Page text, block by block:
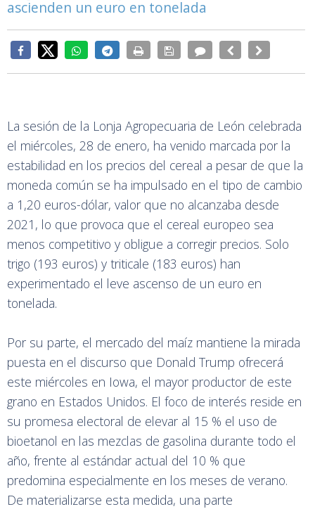
ascienden un euro en tonelada
La sesión de la Lonja Agropecuaria de León celebrada
el miércoles, 28 de enero, ha venido marcada por la
estabilidad en los precios del cereal a pesar de que la
moneda común se ha impulsado en el tipo de cambio
a 1,20 euros-dólar, valor que no alcanzaba desde
2021, lo que provoca que el cereal europeo sea
menos competitivo y obligue a corregir precios. Solo
trigo (193 euros) y triticale (183 euros) han
experimentado el leve ascenso de un euro en
tonelada.
Por su parte, el mercado del maíz mantiene la mirada
puesta en el discurso que Donald Trump ofrecerá
este miércoles en Iowa, el mayor productor de este
grano en Estados Unidos. El foco de interés reside en
su promesa electoral de elevar al 15 % el uso de
bioetanol en las mezclas de gasolina durante todo el
año, frente al estándar actual del 10 % que
predomina especialmente en los meses de verano.
De materializarse esta medida, una parte